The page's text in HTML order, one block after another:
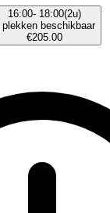
16:00- 18:00(2u)
plekken beschikbaar
€205.00